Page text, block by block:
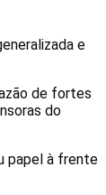
e
de fortes
do
papel à frente